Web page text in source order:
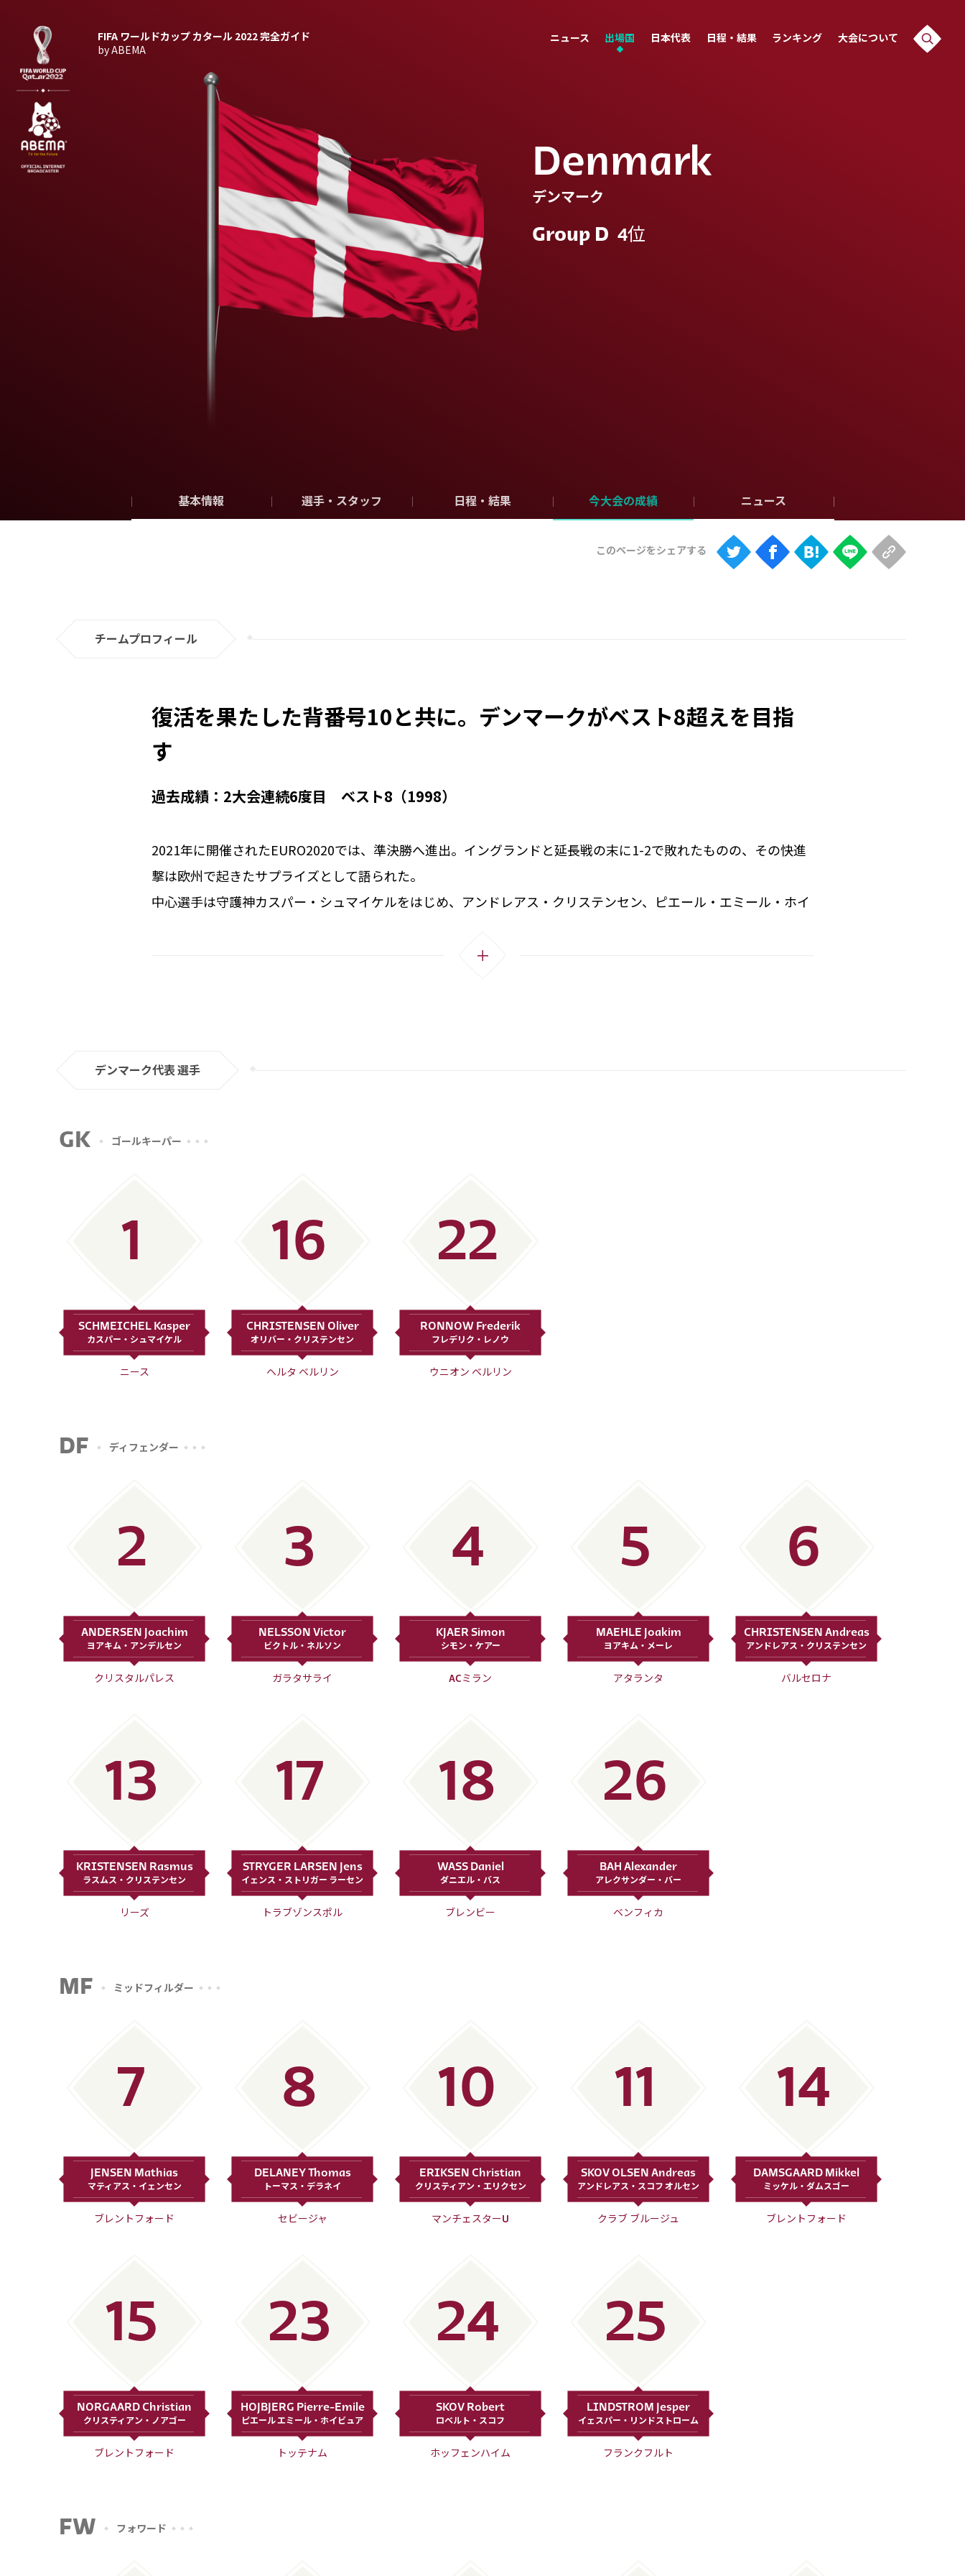
FIFA ワールドカップ カタール 2022完全ガイド
by ABEMA
ニュース 出場国 日本代表 日程・結果 ランキング 大会について
Denmark
デンマーク
Group D 4位
基本情報 選手・スタッフ 日程・結果 今大会の成績 ニュース
チームプロフィール
復活を果たした背番号10と共に。デンマークがベスト8超えを目指
す
過去成績：2大会連続6度目 ベスト8（1998）
2021年に開催されたEURO2020では、準決勝へ進出。イングランドと延長戦の末に1-2で敗れたものの、その快進
撃は欧州で起きたサプライズとして語られた。
中心選手は守護神カスパー・シュマイケルをはじめ、アンドレアス・クリステンセン、ピエール・エミール・ホイ
な選手たちをカスパー・ヒュルマンド監督が束ね、組織として統率の取れたチームに仕上げている。
クリスチャン・エリクセンは、EURO2020のグループリーグ初戦を戦っていると、前半途中に心停止によって突如
が、手術で植え込み型除細動器（ICD）を装着して生活することになった。
そして翌3月には代表にも復帰。国際親善試合のオランダ戦で後半開始と同時に出場。その2分後には正確なシュー
トをゴール左上に突き刺し、完全復活を証明した。
づけられる人は多いはずだ。
デンマーク代表 選手
GK ゴールキーパー
1
SCHMEICHEL Kasper
カスパー・シュマイケル
ニース
16
CHRISTENSEN Oliver
オリバー・クリステンセン
ヘルタ ベルリン
22
RONNOW Frederik
フレデリク・レノウ
ウニオン ベルリン
DF ディフェンダー
2
ANDERSEN Joachim
ヨアキム・アンデルセン
クリスタルパレス
3
NELSSON Victor
ビクトル・ネルソン
ガラタサライ
4
KJAER Simon
シモン・ケアー
ACミラン
5
MAEHLE Joakim
ヨアキム・メーレ
アタランタ
6
CHRISTENSEN Andreas
アンドレアス・クリステンセン
バルセロナ
13
KRISTENSEN Rasmus
ラスムス・クリステンセン
リーズ
17
STRYGER LARSEN Jens
イェンス・ストリガー ラーセン
トラブゾンスポル
18
WASS Daniel
ダニエル・バス
ブレンビー
26
BAH Alexander
アレクサンダー・バー
ベンフィカ
MF ミッドフィルダー
7
JENSEN Mathias
マティアス・イェンセン
ブレントフォード
8
DELANEY Thomas
トーマス・デラネイ
セビージャ
10
ERIKSEN Christian
クリスティアン・エリクセン
マンチェスターU
11
SKOV OLSEN Andreas
アンドレアス・スコフ オルセン
クラブ ブルージュ
14
DAMSGAARD Mikkel
ミッケル・ダムスゴー
ブレントフォード
15
NORGAARD Christian
クリスティアン・ノアゴー
ブレントフォード
23
HOJBJERG Pierre-Emile
ピエール エミール・ホイビュア
トッテナム
24
SKOV Robert
ロベルト・スコフ
ホッフェンハイム
25
LINDSTROM Jesper
イェスパー・リンドストローム
フランクフルト
FW フォワード